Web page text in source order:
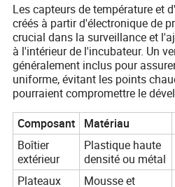
Les capteurs de température et
créés à partir d'électronique de
crucial dans la surveillance et
à l'intérieur de l'incubateur. Un
généralement inclus pour
uniforme, évitant les points
pourraient compromettre le
Composant
Matériau
Boîtier
extérieur
Plastique haute
densité ou métal
Plateaux
Mousse et